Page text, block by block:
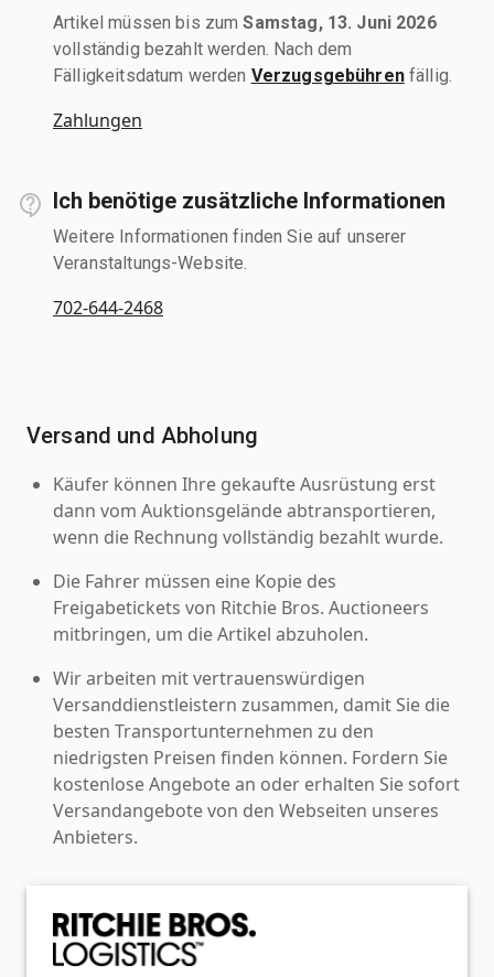
Artikel müssen bis zumSamstag, 13. Juni 2026
vollständig bezahlt werden. Nach dem
Fälligkeitsdatum werden Verzugsgebührenfällig.
Zahlungen
Ich benötige zusätzliche Informationen
Weitere Informationen finden Sie auf unserer
Veranstaltungs-Website.
702-644-2468
Versand und Abholung
Käufer können Ihre gekaufte Ausrüstung erst
dann vom Auktionsgelände abtransportieren,
wenn die Rechnung vollständig bezahlt wurde.
Die Fahrer müssen eine Kopie des
Freigabetickets von Ritchie Bros. Auctioneers
mitbringen, um die Artikel abzuholen.
Wir arbeiten mit vertrauenswürdigen
Versanddienstleistern zusammen, damit Sie die
besten Transportunternehmen zu den
niedrigsten Preisen finden können. Fordern Sie
kostenlose Angebote an oder erhalten Sie sofort
Versandangebote von den Webseiten unseres
Anbieters.